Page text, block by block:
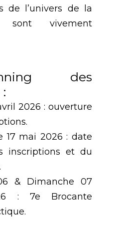
de l’univers de la
sont vivement
des
2026 : ouverture
17 mai 2026 : date
inscriptions et du
& Dimanche 07
: 7e Brocante